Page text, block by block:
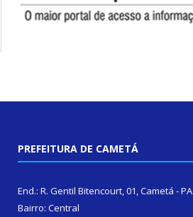
PREFEITURA DE CAMETÁ
End.: R. Gentil Bitencourt, 01, Cametá - PA
Bairro: Central